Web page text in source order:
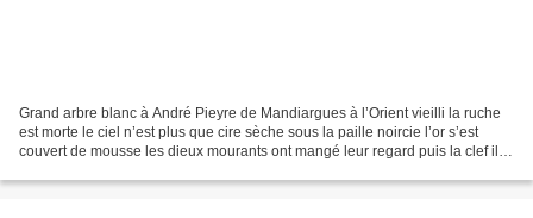
Grand arbre blanc à André Pieyre de Mandiargues à l’Orient vieilli la ruche
est morte le ciel n’est plus que cire sèche sous la paille noircie l’or s’est
couvert de mousse les dieux mourants ont mangé leur regard puis la clef il a